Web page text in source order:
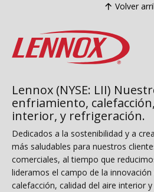
Volver
Lennox (NYSE: LII)
enfriamiento,
interior, y refrigeración.
Dedicados a la sostenibilidad y a
más saludables para nuestros
comerciales, al tiempo que
lideramos el campo de la
calefacción, calidad del aire interior